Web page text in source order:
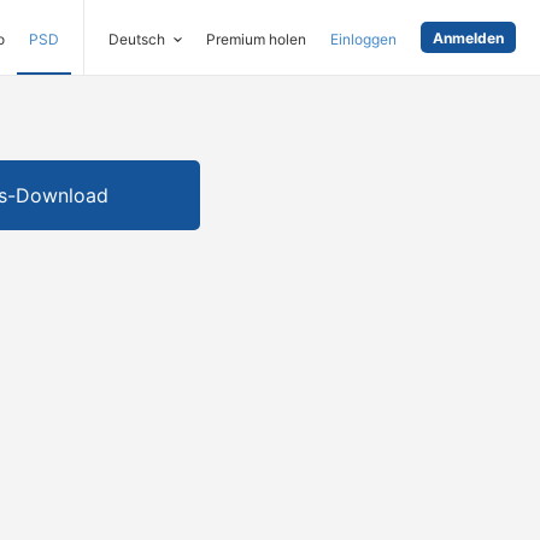
PSD Deutsch Premium holen Einloggen Anmelden
Download